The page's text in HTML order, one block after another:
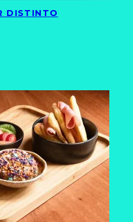
DISTINTO